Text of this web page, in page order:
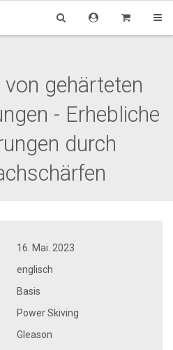
gehärteten
- Erhebliche
durch
16. Mai. 2023
englisch
Basis
Power Skiving
Gleason